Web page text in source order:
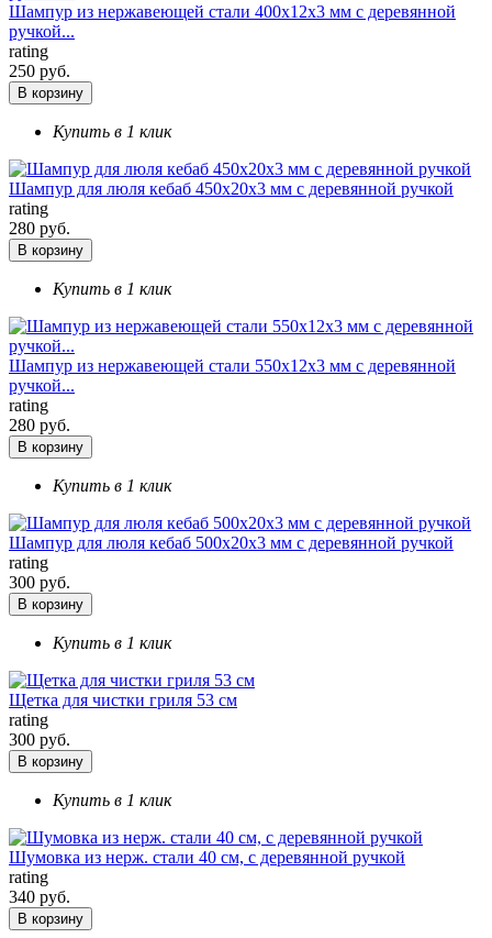
Шампур из нержавеющей стали 400х12х3 мм с деревянной
ручкой...
rating
250 руб.
В корзину
Купить в 1 клик
Шампур для люля кебаб 450х20х3 мм с деревянной ручкой
rating
280 руб.
В корзину
Купить в 1 клик
Шампур из нержавеющей стали 550х12х3 мм с деревянной
ручкой...
rating
280 руб.
В корзину
Купить в 1 клик
Шампур для люля кебаб 500х20х3 мм с деревянной ручкой
rating
300 руб.
В корзину
Купить в 1 клик
Щетка для чистки гриля 53 см
rating
300 руб.
В корзину
Купить в 1 клик
Шумовка из нерж. стали 40 см, с деревянной ручкой
rating
340 руб.
В корзину